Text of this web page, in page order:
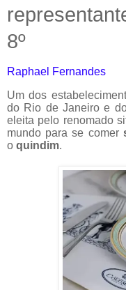
8º
Raphael Fernandes
Um dos
do Rio de Janeiro e
eleita pelo renomado
mundo para se comer
o quindim.